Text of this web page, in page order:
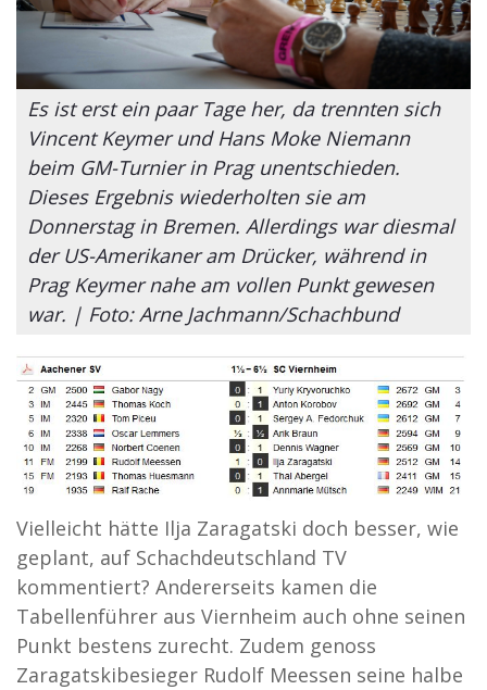
Es ist erst ein paar Tage her, da trennten sich
Vincent Keymer und Hans Moke Niemann
beim GM-Turnier in Prag unentschieden.
Dieses Ergebnis wiederholten sie am
Donnerstag in Bremen. Allerdings war diesmal
der US-Amerikaner am Drücker, während in
Prag Keymer nahe am vollen Punkt gewesen
war. | Foto: Arne Jachmann/Schachbund
Vielleicht hätte Ilja Zaragatski doch besser, wie
geplant, auf Schachdeutschland TV
kommentiert? Andererseits kamen die
Tabellenführer aus Viernheim auch ohne seinen
Punkt bestens zurecht. Zudem genoss
Zaragatskibesieger Rudolf Meessen seine halbe